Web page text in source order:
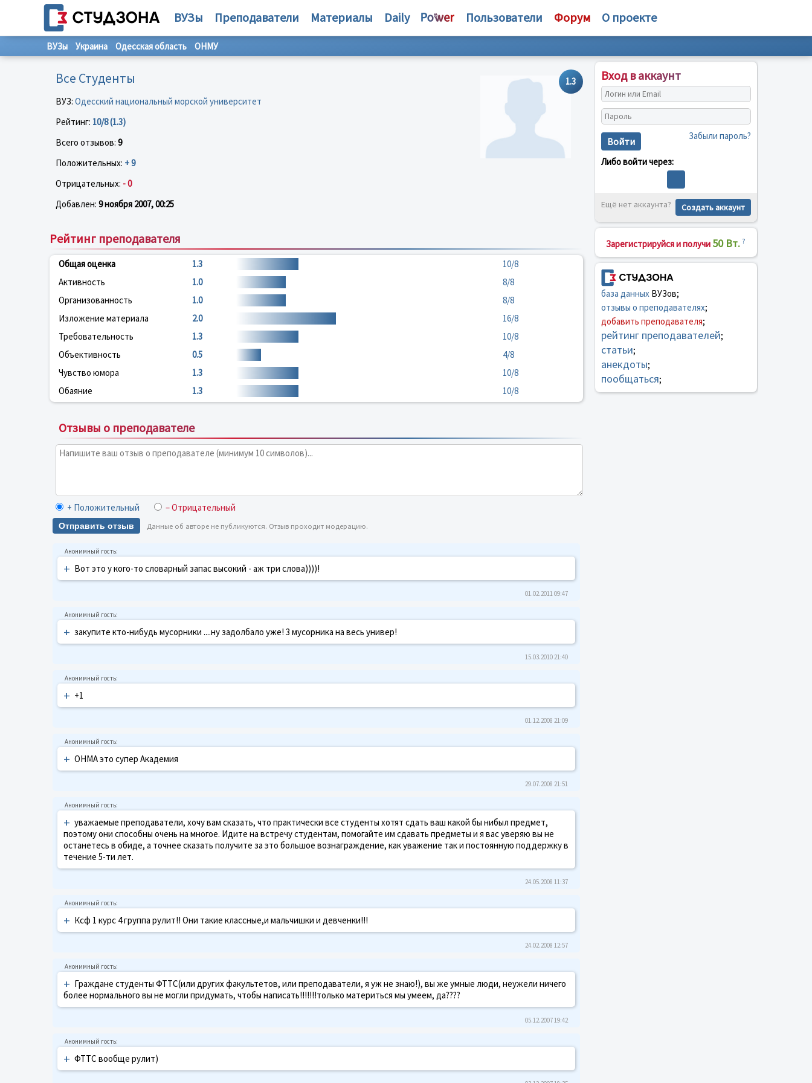
ВУЗы Преподаватели Материалы Daily Пользователи Форум О проекте
ВУЗы Украина Одесская область ОНМУ
1.3
Все Студенты
ВУЗ: Одесский национальный морской университет
Рейтинг: 10/8 (1.3)
Всего отзывов: 9
Положительных: + 9
Отрицательных: - 0
Добавлен: 9 ноября 2007, 00:25
Рейтинг преподавателя
Общая оценка 1.3
10/8
Активность
1.0
8/8
Организованность
1.0
8/8
Изложение материала
2.0
16/8
Требовательность
1.3
10/8
Объективность
0.5
4/8
Чувство юмора
1.3
10/8
Обаяние
1.3 10/8
Отзывы о преподавателе
+ Положительный – Отрицательный
Отправить отзыв Данные об авторе не публикуются. Отзыв проходит модерацию.
+ Вот это у кого-то словарный запас высокий - аж три слова))))!
01.02.2011 09:47
+ закупите кто-нибудь мусорники ....ну задолбало уже! 3 мусорника на весь универ!
15.03.2010 21:40
+ +1
01.12.2008 21:09
+ ОНМА это супер Академия
29.07.2008 21:51
+ уважаемые преподаватели, хочу вам сказать, что практически все студенты хотят сдать ваш какой бы нибыл предмет,
поэтому они способны очень на многое. Идите на встречу студентам, помогайте им сдавать предметы и я вас уверяю вы не
останетесь в обиде, а точнее сказать получите за это большое вознаграждение, как уважение так и постоянную поддержку в
течение 5-ти лет.
24.05.2008 11:37
+ Ксф 1 курс 4 группа рулит!! Они такие классные,и мальчишки и девченки!!!
24.02.2008 12:57
+ Граждане студенты ФТТС(или других факультетов, или преподаватели, я уж не знаю!), вы же умные люди, неужели ничего
более нормального вы не могли придумать, чтобы написать!!!!!!!только материться мы умеем, да????
05.12.2007 19:42
+ ФТТС вообще рулит)
Вход в аккаунт
Войти Забыли пароль?
Либо войти через:
Ещё нет аккаунта? Создать аккаунт
Зарегистрируйся и получи 50 Вт. ?
база данныхВУЗов;
отзывы о преподавателях;
добавить преподавателя;
рейтинг преподавателей;
статьи;
анекдоты;
пообщаться;